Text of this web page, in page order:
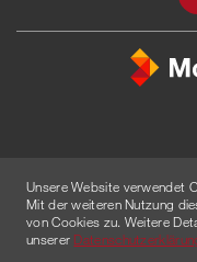
© 2026
Unsere Website verwendet
Mit der weiteren Nutzung
von Cookies zu. Weitere
unserer